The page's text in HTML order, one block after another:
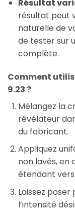
Résultat
résultat peut
naturelle de
de tester sur
complète.
Comment
9.23 ?
Mélangez la
révélateur
du fabricant.
Appliquez
non lavés,
étendant
Laissez
l’intensité